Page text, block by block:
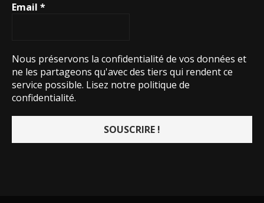
Email *
Nous préservons la confidentialité de vos données et
ne les partageons qu'avec des tiers qui rendent ce
service possible. Lisez notre politique de
confidentialité.